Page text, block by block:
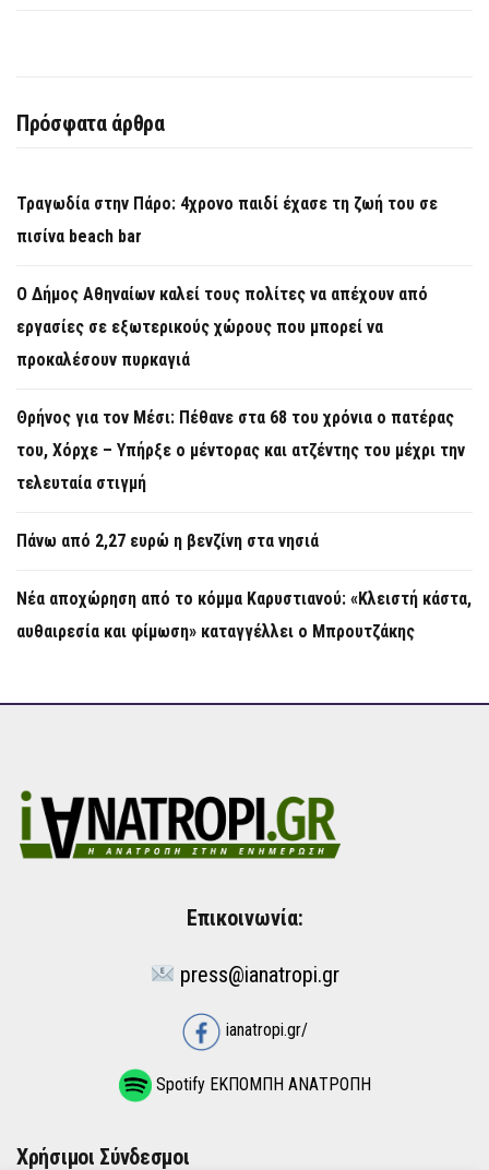
Πρόσφατα άρθρα
Τραγωδία στην Πάρο: 4χρονο παιδί έχασε τη ζωή του σε
πισίνα beach bar
Ο Δήμος Αθηναίων καλεί τους πολίτες να απέχουν από
εργασίες σε εξωτερικούς χώρους που μπορεί να
προκαλέσουν πυρκαγιά
Θρήνος για τον Μέσι: Πέθανε στα 68 του χρόνια ο πατέρας
του, Χόρχε – Υπήρξε ο μέντορας και ατζέντης του μέχρι την
τελευταία στιγμή
Πάνω από 2,27 ευρώ η βενζίνη στα νησιά
Νέα αποχώρηση από το κόμμα Καρυστιανού: «Κλειστή κάστα,
αυθαιρεσία και φίμωση» καταγγέλλει ο Μπρουτζάκης
Επικοινωνία:
press@ianatropi.gr
ianatropi.gr/
Spotify ΕΚΠΟΜΠΗ ΑΝΑΤΡΟΠΗ
Χρήσιμοι Σύνδεσμοι